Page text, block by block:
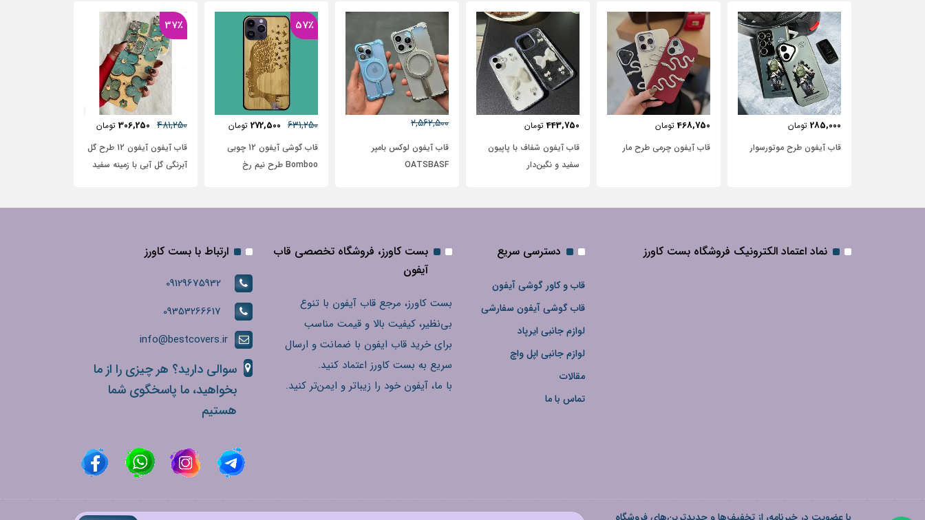
468,750 تومان
قاب آیفون چرمی طرح مار
443,750 تومان
قاب آیفون شفاف با پاپیون
2,562,500
2,950,000 تومان
قاب آیفون لوکس بامپر
OATSBASF
57٪
631,250
Bomboo طرح نیم رخ
37٪
481,250
306,250 تومان
قاب آیفون آیفون 12 طرح گل
آبرنگی گل آبی با زمینه سفید
285,000 تومان
قاب آیفون طرح موتور‌سوار
نماد اعتماد الکترونیک فروشگاه بست کاورز دسترسی سریع
قاب و کاور گوشی آیفون
قاب گوشی آیفون سفارشی
لوازم جانبی ایرپاد
لوازم جانبی اپل واچ
مقالات
تماس با ما
بست کاورز، فروشگاه تخصصی قاب
آیفون
بست کاورز، مرجع قاب آیفون با تنوع
بی‌نظیر، کیفیت بالا و قیمت مناسب
برای خرید قاب ایفون با ضمانت و ارسال
سریع به بست کاورز اعتماد کنید.
با ما، آیفون خود را زیباتر و ایمن‌تر کنید.
ارتباط با بست کاورز
09129675932
09353266617
info@bestcovers.ir
سوالی دارید؟ هر چیزی را از ما
بخواهید، ما پاسخگوی شما
هستیم
با عضویت در خبرنامه، از تخفیف‌ها و جدیدترین‌های فروشگاه